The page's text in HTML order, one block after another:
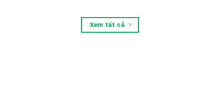
Xem tất cả